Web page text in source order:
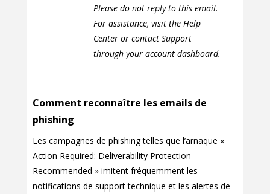
Please do not reply to this email.
For assistance, visit the Help
Center or contact Support
through your account dashboard.
Comment reconnaître les emails de
phishing
Les campagnes de phishing telles que l’arnaque «
Action Required: Deliverability Protection
Recommended » imitent fréquemment les
notifications de support technique et les alertes de